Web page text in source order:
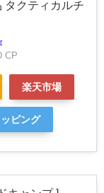
タクティカルチ
CP
楽天市場
ピング